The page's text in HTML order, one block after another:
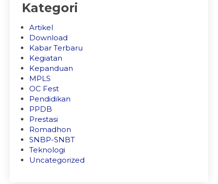
Kategori
Artikel
Download
Kabar Terbaru
Kegiatan
Kepanduan
MPLS
OC Fest
Pendidikan
PPDB
Prestasi
Romadhon
SNBP-SNBT
Teknologi
Uncategorized